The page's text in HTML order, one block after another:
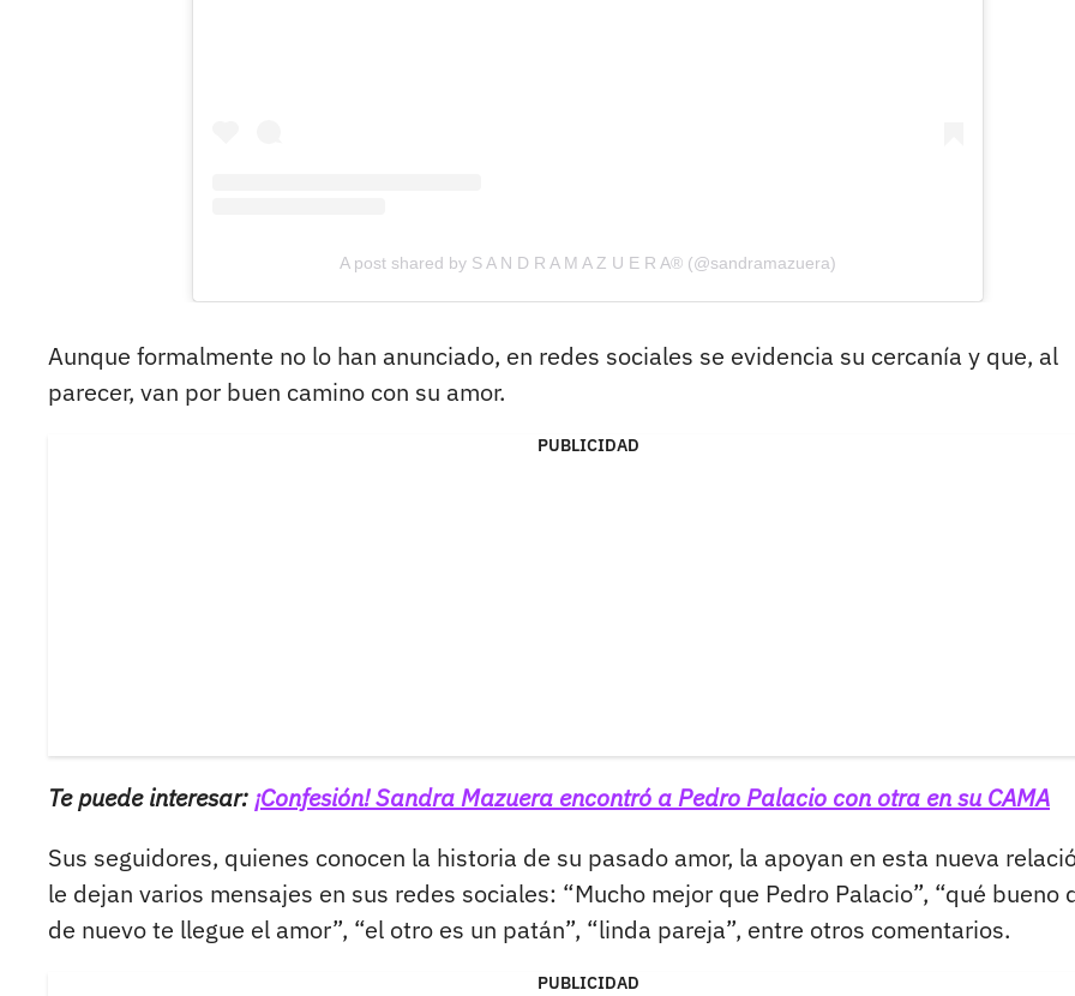
A post shared by S A N D R A M A Z U E R A® (@sandramazuera)
Aunque formalmente no lo han anunciado, en redes sociales se evidencia su cercanía y que, al
parecer, van por buen camino con su amor.
PUBLICIDAD
Te puede interesar: ¡Confesión! Sandra Mazuera encontró a Pedro Palacio con otra en su CAMA
Sus seguidores, quienes conocen la historia de su pasado amor, la apoyan en esta nueva
le dejan varios mensajes en sus redes sociales: “Mucho mejor que Pedro Palacio”, “qué bueno
de nuevo te llegue el amor”, “el otro es un patán”, “linda pareja”, entre otros comentarios.
PUBLICIDAD